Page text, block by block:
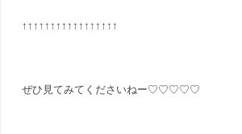
↑↑↑↑↑↑↑↑↑↑↑↑↑↑↑↑↑
ぜひ見てみてくださいねー♡♡♡♡♡